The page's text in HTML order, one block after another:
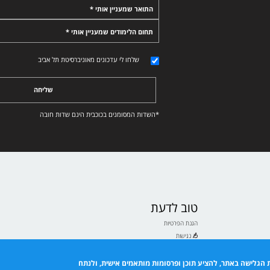
באתר, להציע תוכן ופרסומות מותאמים אישית, ולנתח
התואר שמעניין אותי *
תחום הלימודים שמעניין אותי *
שלחו לי עדכונים מאוניברסיטת תל אביב
שליחה
*השדות המסומנים בכוכבית הינם שדות חובה
לבעלי ולבעלות תואר
טוב לדעת
הגנת הפרטיות
נגישות